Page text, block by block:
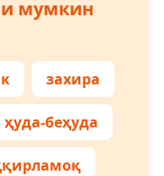
мумкин
захира
ҳуда-беҳуда